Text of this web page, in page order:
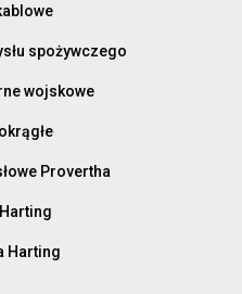
spożywczego
wojskowe
Provertha
Harting